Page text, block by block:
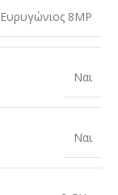
Ευρυγώνιος 8MP
Ναι
Ναι